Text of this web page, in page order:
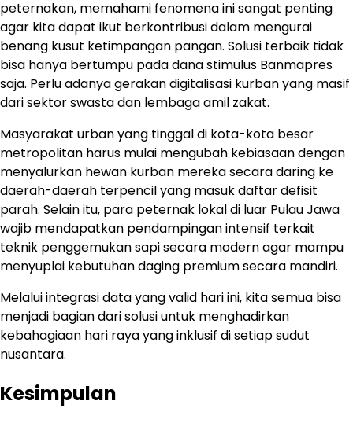
peternakan, memahami fenomena ini sangat penting
agar kita dapat ikut berkontribusi dalam mengurai
benang kusut ketimpangan pangan. Solusi terbaik tidak
bisa hanya bertumpu pada dana stimulus Banmapres
saja. Perlu adanya gerakan digitalisasi kurban yang masif
dari sektor swasta dan lembaga amil zakat.
Masyarakat urban yang tinggal di kota-kota besar
metropolitan harus mulai mengubah kebiasaan dengan
menyalurkan hewan kurban mereka secara daring ke
daerah-daerah terpencil yang masuk daftar defisit
parah. Selain itu, para peternak lokal di luar Pulau Jawa
wajib mendapatkan pendampingan intensif terkait
teknik penggemukan sapi secara modern agar mampu
menyuplai kebutuhan daging premium secara mandiri.
Melalui integrasi data yang valid hari ini, kita semua bisa
menjadi bagian dari solusi untuk menghadirkan
kebahagiaan hari raya yang inklusif di setiap sudut
nusantara.
Kesimpulan